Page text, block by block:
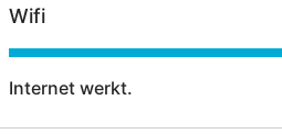
Wifi
Internet werkt.